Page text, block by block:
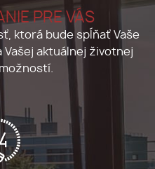
PRE VÁS
ktorá bude spĺňať Vaše
Vašej aktuálnej životnej